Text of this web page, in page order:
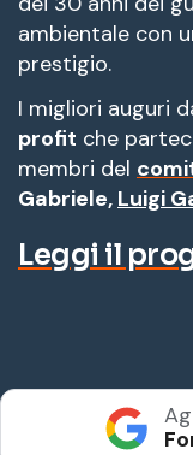
ambientale con
prestigio.
I migliori auguri
profit che
membri del
Gabriele, Luigi
Leggi il